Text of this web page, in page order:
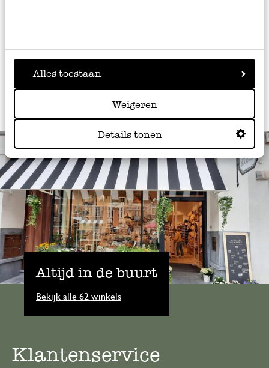
Alles toestaan
Weigeren
Details tonen
Altijd in de buurt
Bekijk alle 62 winkels
Klantenservice